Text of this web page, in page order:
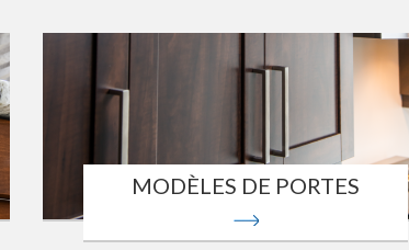
MODÈLES DE PORTES